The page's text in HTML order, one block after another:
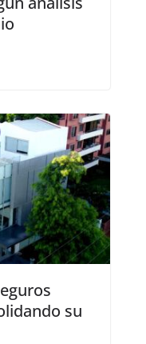
su